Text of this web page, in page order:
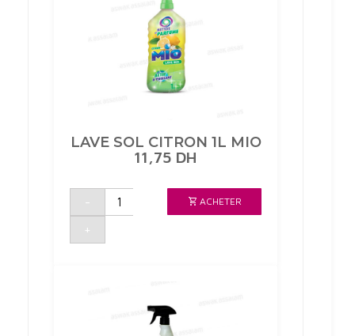
LAVE SOL CITRON 1L MIO
11,75 DH
-
quantité
LAVE
1L
+
ACHETER